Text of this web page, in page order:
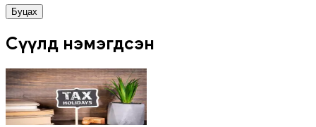
Буцах
Сүүлд нэмэгдсэн